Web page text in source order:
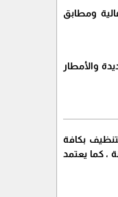
ومطابق
والأمطار
الشمس بنسبة 90 %، كما أنها سهلة التنظيف بكافة
على مقاومة التغيرات الجوية سواء الأمطار أو الرياح وكذلك درجات الحرارة المرتفعة ، يصل عمرها نحو 20 سنة ، كما يعتمد